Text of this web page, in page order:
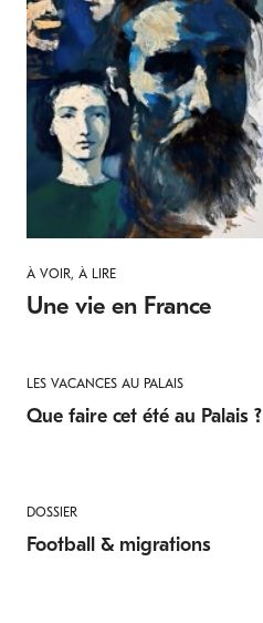
À VOIR, À LIRE
Une vie en France
LES VACANCES AU PALAIS
Que faire cet été au Palais ?
DOSSIER
Football & migrations